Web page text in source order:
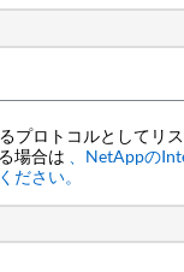
プロトコルとしてリ
場合は
、NetAppの
ださい。